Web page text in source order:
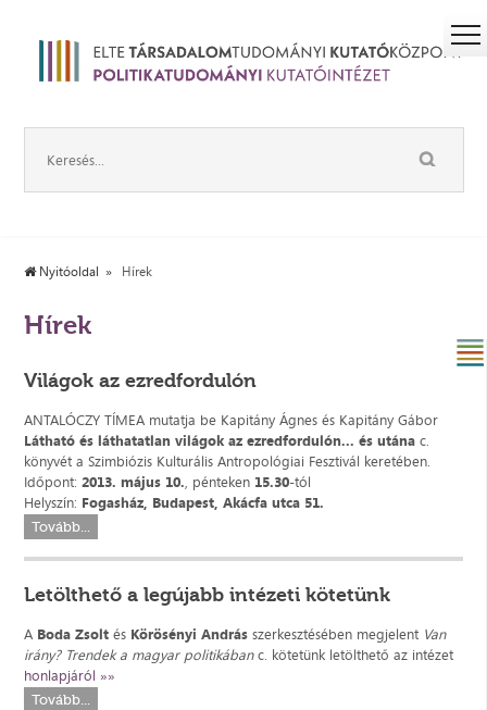
Nyitóoldal Hírek
Hírek
Világok az ezredfordulón
ANTALÓCZY TÍMEA mutatja be Kapitány Ágnes és Kapitány Gábor
Látható és láthatatlan világok az ezredfordulón... és utána c.
könyvét a Szimbiózis Kulturális Antropológiai Fesztivál keretében.
Időpont:2013. május 10., pénteken 15.30-tól
Helyszín: Fogasház, Budapest, Akácfa utca 51.
Tovább...
Letölthető a legújabb intézeti kötetünk
A Boda Zsolt és Körösényi András szerkesztésében megjelent Van
irány? Trendek a magyar politikábanc. kötetünk letölthető az intézet
honlapjáról »»
Tovább...